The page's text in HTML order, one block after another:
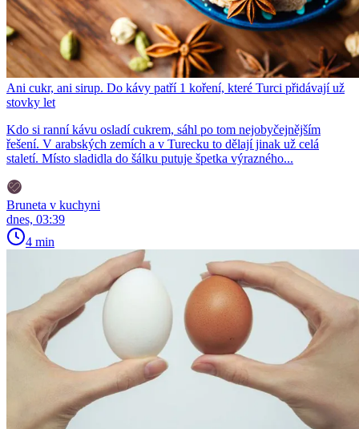
Ani cukr, ani sirup. Do kávy patří 1 koření, které Turci přidávají už
stovky let
Kdo si ranní kávu osladí cukrem, sáhl po tom nejobyčejnějším
řešení. V arabských zemích a v Turecku to dělají jinak už celá
staletí. Místo sladidla do šálku putuje špetka výrazného...
Bruneta v kuchyni
dnes, 03:39
4 min